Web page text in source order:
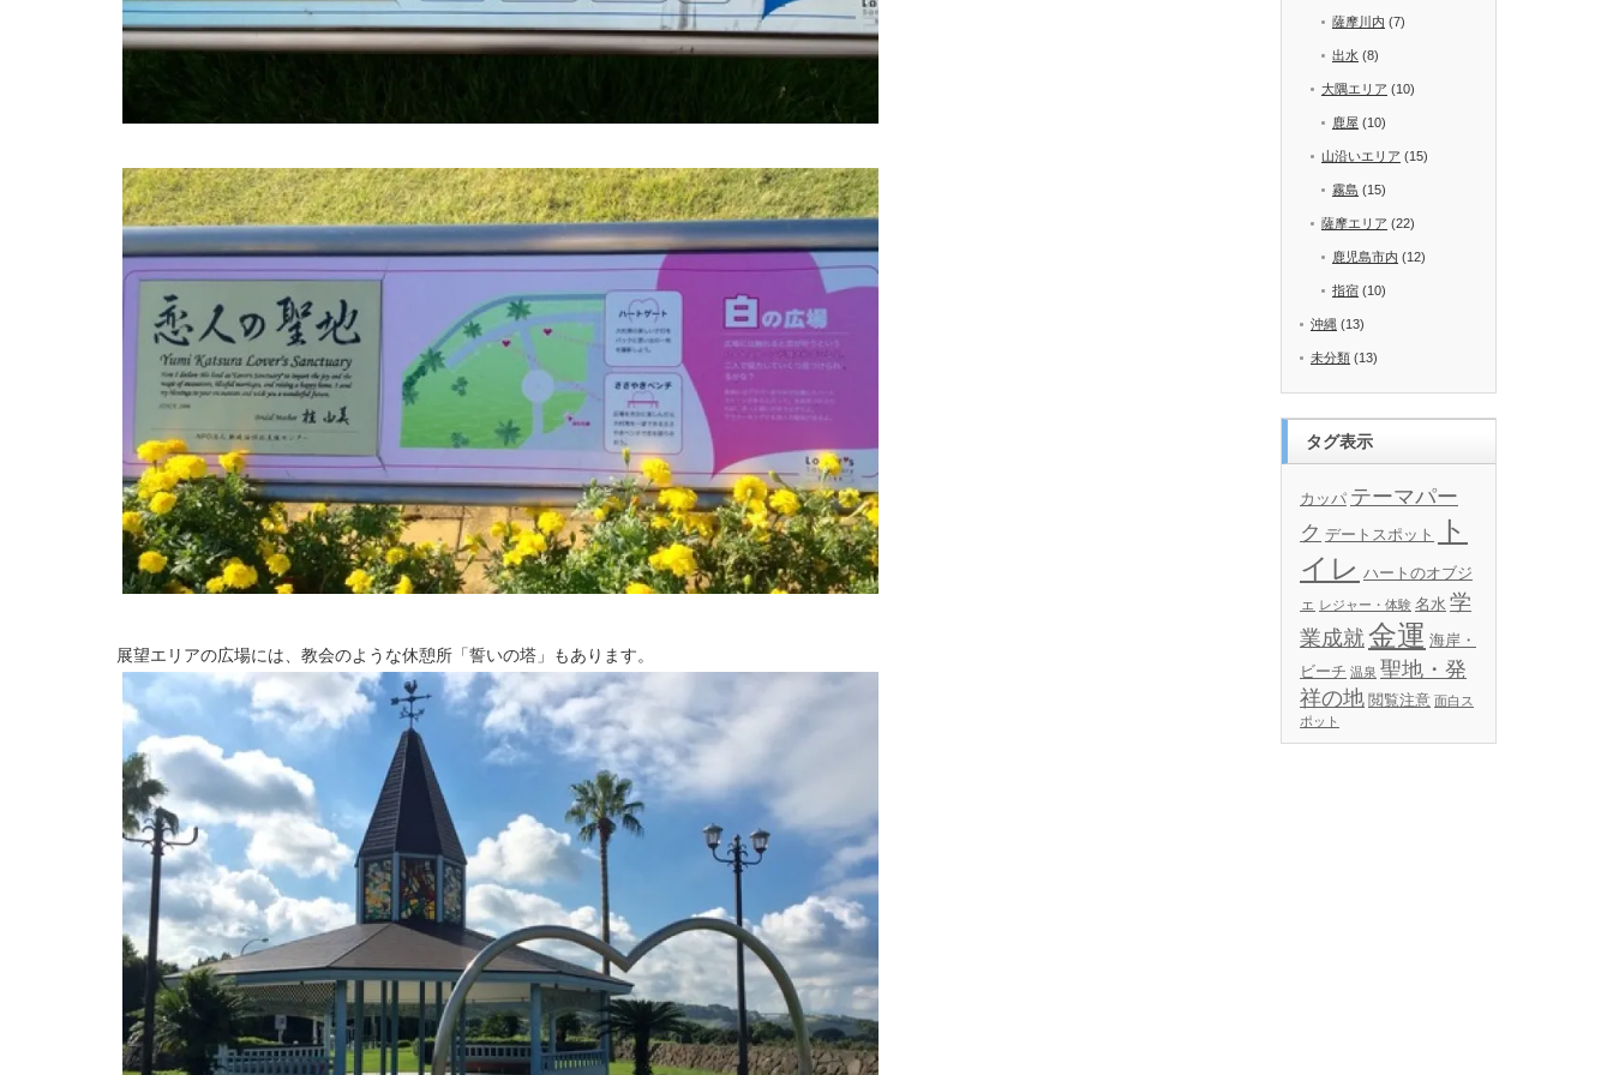
展望エリアの広場には、教会のような休憩所「誓いの塔」もあります。
薩摩川内 (7)
出水 (8)
大隅エリア (10)
鹿屋 (10)
山沿いエリア (15)
霧島 (15)
薩摩エリア (22)
鹿児島市内 (12)
指宿 (10)
沖縄 (13)
未分類 (13)
タグ表示
カッパ テーマパー
ク デートスポット
ト
イレ ハートのオブジ
ェ レジャー・体験 名水 学
業成就金運 海岸・
ビーチ 温泉 聖地・発
祥の地 閲覧注意 面白ス
ポット